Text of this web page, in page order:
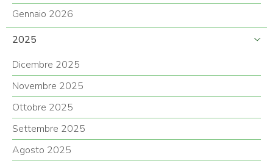
Gennaio 2026
2025
Dicembre 2025
Novembre 2025
Ottobre 2025
Settembre 2025
Agosto 2025